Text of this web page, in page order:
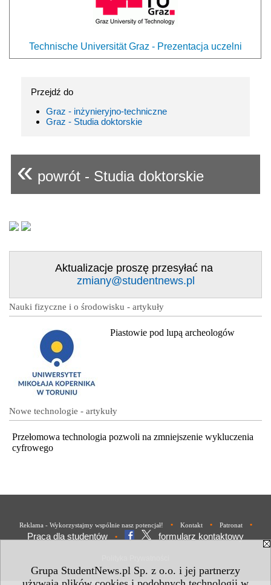
Grupa StudentNews.pl Sp. z o.o. i jej partnerzy
Technische Universität Graz - Prezentacja uczelni
Przejdź do
Graz - inżynieryjno-techniczne
Graz - Studia doktorskie
« powrót - Studia doktorskie
Aktualizacje proszę przesyłać na
zmiany@studentnews.pl
Nauki fizyczne i o środowisku - artykuły
Piastowie pod lupą archeologów
Nowe technologie - artykuły
Przełomowa technologia pozwoli na zmniejszenie wykluczenia
cyfrowego
Reklama - Wykorzystajmy wspólnie nasz potencjał! • Kontakt • Patronat •
Praca dla studentów • formularz kontaktowy